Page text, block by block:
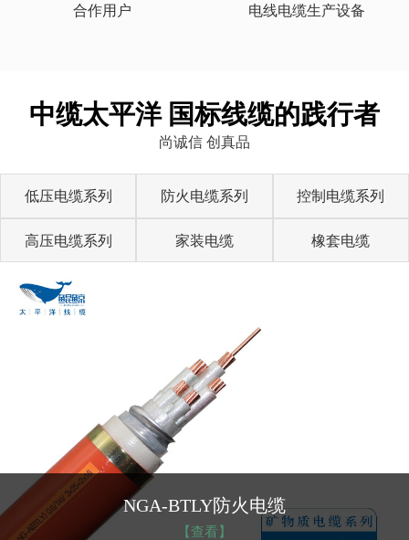
合作用户 电线电缆生产设备
中缆太平洋 国标线缆的践行者
尚诚信 创真品
低压电缆系列 防火电缆系列 控制电缆系列
高压电缆系列 家装电缆 橡套电缆
NGA-BTLY防火电缆
【查看】